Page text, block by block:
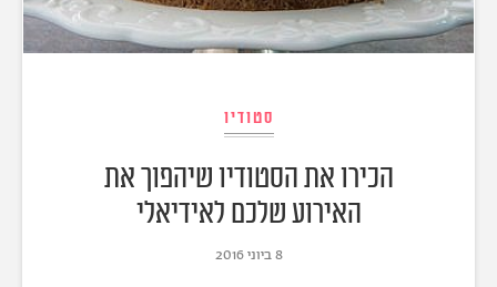
סטודיו
הכירו את הסטודיו שיהפוך את
האירוע שלכם לאידיאלי
8 ביוני 2016